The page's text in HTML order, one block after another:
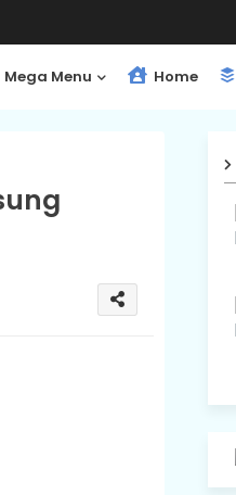
Mega Menu Home